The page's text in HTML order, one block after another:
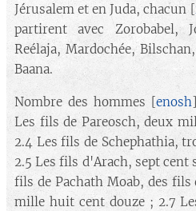
Jérusalem et en Juda, chacun [
partirent avec Zorobabel,
Reélaja, Mardochée,
Baana.
Nombre des hommes [ enosh
Les fils de Pareosch, deux
2.4 Les fils de Schephathia,
2.5 Les fils d'Arach, sept
fils de Pachath Moab, des fils
mille huit cent douze ; 2.7